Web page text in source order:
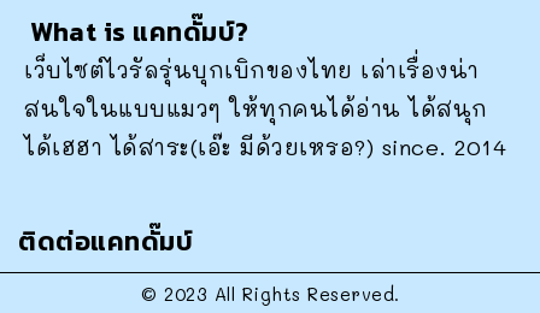
What is แคทดั๊มบ์?
เว็บไซต์ไวรัลรุ่นบุกเบิกของไทย เล่าเรื่องน่า
สนใจในแบบแมวๆ ให้ทุกคนได้อ่าน ได้สนุก
ได้เฮฮา ได้สาระ(เอ๊ะ มีด้วยเหรอ?) since. 2014
ติดต่อแคทดั๊มบ์
© 2023 All Rights Reserved.